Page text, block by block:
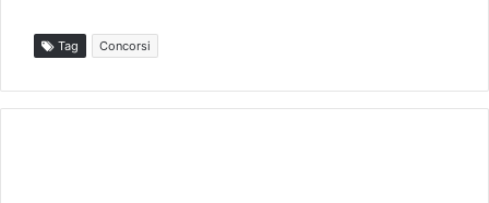
Tag Concorsi